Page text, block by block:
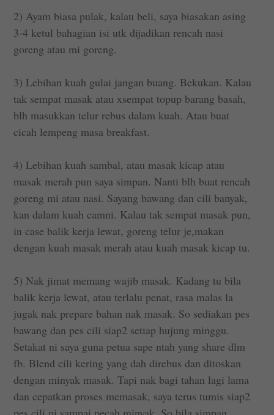
2) Ayam biasa pulak, kalau beli, saya biasakan asing
3-4 ketul bahagian isi utk dijadikan rencah nasi
goreng atau mi goreng.
3) Lebihan kuah gulai jangan buang. Bekukan. Kalau
tak sempat masak atau xsempat topup barang basah,
blh masukkan telur rebus dalam kuah. Atau buat
cicah lempeng masa breakfast.
4) Lebihan kuah sambal, atau masak kicap atau
masak merah pun saya simpan. Nanti blh buat rencah
goreng mi atau nasi. Sayang bawang dan cili banyak,
kan dalam kuah camni. Kalau tak sempat masak pun,
in case balik kerja lewat, goreng telur je,makan
dengan kuah masak merah atau kuah masak kicap tu.
5) Nak jimat memang wajib masak. Kadang tu bila
balik kerja lewat, atau terlalu penat, rasa malas la
jugak nak prepare bahan nak masak. So sediakan pes
bawang dan pes cili siap2 setiap hujung minggu.
Setakat ni saya guna petua sape ntah yang share dlm
fb. Blend cili kering yang dah direbus dan ditoskan
dengan minyak masak. Tapi nak bagi tahan lagi lama
dan cepatkan proses memasak, saya terus tumis siap2